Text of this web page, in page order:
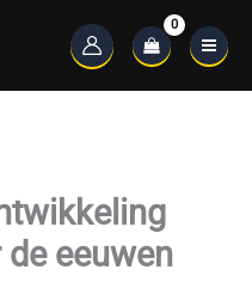
Main
Menu
eeuwen